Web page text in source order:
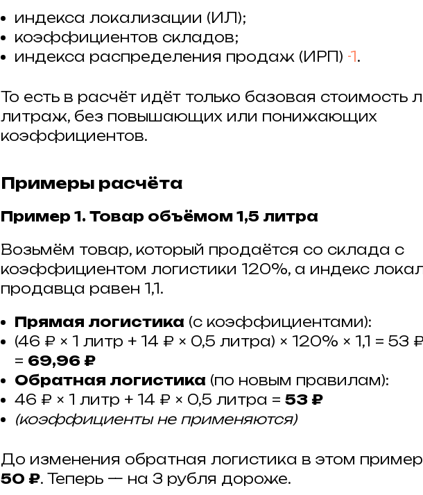
индекса локализации (ИЛ);
коэффициентов складов;
индекса распределения продаж (ИРП) -1.
То есть в расчёт идёт только базовая стоимость
литраж, без повышающих или понижающих
коэффициентов.
Примеры расчёта
Пример 1. Товар объёмом 1,5 литра
Возьмём товар, который продаётся со склада с
коэффициентом логистики 120%, а индекс
продавца равен 1,1.
Прямая логистика (с коэффициентами):
(46 ₽ × 1 литр + 14 ₽ × 0,5 литра) × 120% × 1,1 = 53
= 69,96 ₽
Обратная логистика (по новым правилам):
46 ₽ × 1 литр + 14 ₽ × 0,5 литра = 53 ₽
(коэффициенты не применяются)
До изменения обратная логистика в этом
50 ₽. Теперь — на 3 рубля дороже.